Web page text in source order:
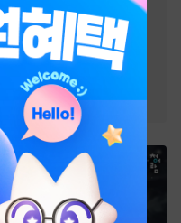
#츤데레수 #집착공
# 절륜공
하드코어
#친구>연인 #미인수
연상수 #대형견공
능글공 짝사랑 #동거